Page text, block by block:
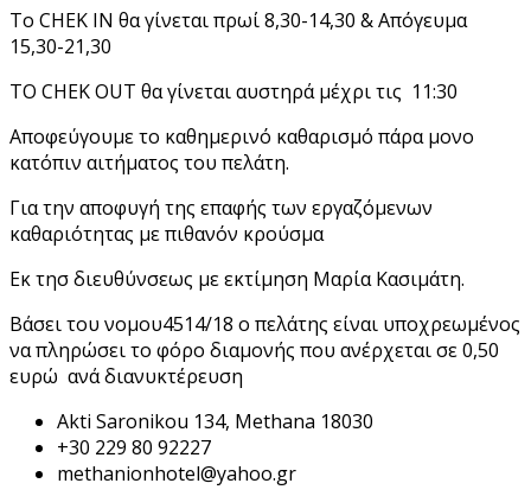
Το CHEK IN θα γίνεται πρωί 8,30-14,30 & Απόγευμα
15,30-21,30
ΤΟ CHEK OUT θα γίνεται αυστηρά μέχρι τις 11:30
Αποφεύγουμε το καθημερινό καθαρισμό πάρα μονο
κατόπιν αιτήματος του πελάτη.
Για την αποφυγή της επαφής των εργαζόμενων
καθαριότητας με πιθανόν κρούσμα
Εκ τησ διευθύνσεως με εκτίμηση Μαρία Κασιμάτη.
Βάσει του νομου4514/18 ο πελάτης είναι υποχρεωμένος
να πληρώσει το φόρο διαμονής που ανέρχεται σε 0,50
ευρώ ανά διανυκτέρευση
Akti Saronikou 134, Methana 18030
+30 229 80 92227
methanionhotel@yahoo.gr